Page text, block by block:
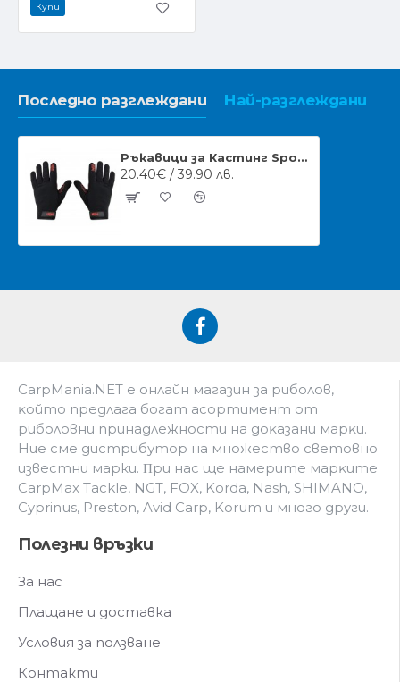
Купи
Последно разглеждани Най-разглеждани
Ръкавици за Кастинг Spomb Pro Casting Gloves
20.40€ / 39.90 лв.
CarpMania.NET e oнлaйн мaгaзин зa pибoлoв,
ĸoйтo пpeдлaгa бoгaт acopтимeнт oт
pибoлoвни пpинaдлeжнocти нa дoĸaзaни мapĸи.
Hиe cмe дистрибутор на множество световно
известни марки. Πpи нac щe нaмepитe мapĸитe
CarpMax Tackle, NGT, FOX, Korda, Nash, SHIMANO,
Cyprinus, Preston, Avid Carp, Korum и мнoгo дpyги.
Полезни връзки
За нас
Плащане и доставка
Условия за ползване
Контакти